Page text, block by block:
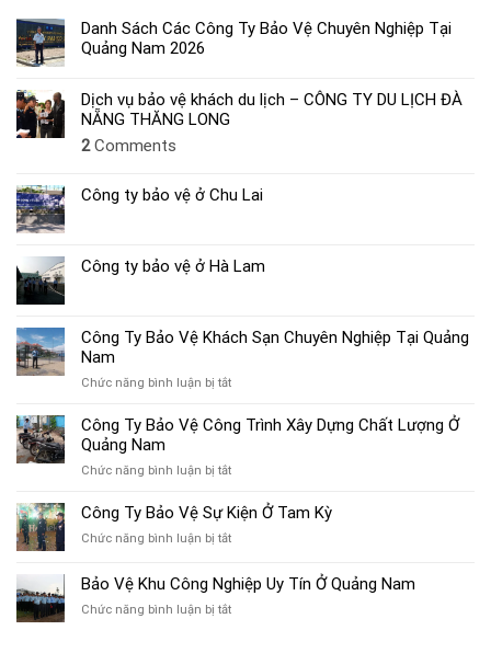
Danh Sách Các Công Ty Bảo Vệ Chuyên Nghiệp Tại
Quảng Nam 2026
Dịch vụ bảo vệ khách du lịch – CÔNG TY DU LỊCH ĐÀ
NẴNG THĂNG LONG
2Comments
Công ty bảo vệ ở Chu Lai
Công ty bảo vệ ở Hà Lam
Công Ty Bảo Vệ Khách Sạn Chuyên Nghiệp Tại Quảng
Nam
Chức năng bình luận bị tắtở
Ty
Bảo
Khách
Chuyên
Nam
Công Ty Bảo Vệ Công Trình Xây Dựng Chất Lượng Ở
Quảng Nam
Chức năng bình luận bị tắtở
Ty
Bảo
Vệ
Trình
Công Ty Bảo Vệ Sự Kiện Ở Tam Kỳ
Chức năng bình luận bị tắtở
Ty
Bảo
Vệ
Bảo Vệ Khu Công Nghiệp Uy Tín Ở Quảng Nam
Chức năng bình luận bị tắtở